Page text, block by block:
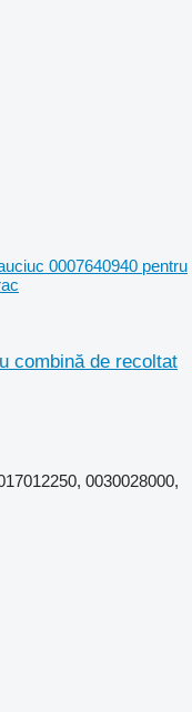
0007640940 pentru
combină de recoltat
0030028000,